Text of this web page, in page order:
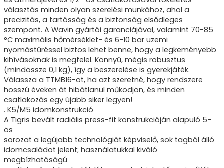
választás minden olyan szerelési munkához, ahol a
precizitás, a tartósság és a biztonság elsődleges
szempont. A Wavin gyártói garanciájával, valamint 70-85
°C maximális hőmérséklet- és 6-10 bar üzemi
nyomástűréssel biztos lehet benne, hogy a legkeményebb
kihívásoknak is megfelel. Könnyű, mégis robusztus
(mindössze 0,1 kg), így a beszerelése is gyerekjáték.
Válassza a TTMB16-ot, ha azt szeretné, hogy rendszere
hosszú éveken át hibátlanul működjön, és minden
csatlakozás egy újabb siker legyen!
. K5/M5 idomkonstrukció
A Tigris bevált radiális press-fit konstrukcióján alapuló 5-
ös
sorozat a legújabb technológiát képviselő, sok tagból álló
idomcsaládot jelent; használatukkal kiváló
megbízhatóságú